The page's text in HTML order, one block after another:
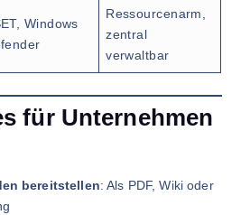
Windows
Ressourcenarm,
zentral
verwaltbar
für Unternehmen
bereitstellen: Als PDF, Wiki oder